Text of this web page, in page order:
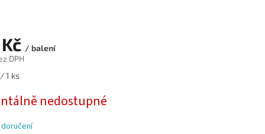
/ balení
DPH
1 ks
nedostupné